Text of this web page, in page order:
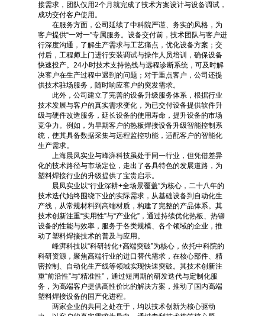
接需求，团队仅用2个月就完成了技术方案设计与设备调试，
成功交付客户使用。
在服务方面，公司延续了中科院严谨、务实的风格，为
客户提供“一对一”专属服务。设备交付前，技术团队与客户进
行深度沟通，了解生产需求与工艺痛点，优化设备方案；交
付后，工程师上门进行安装调试与操作人员培训，确保设备
快速投产。24小时技术支持热线与远程诊断系统，可及时解
决客户在生产过程中遇到的问题；对于重点客户，公司还提
供技术驻场服务，随时响应客户的突发需求。
此外，公司建立了完善的设备升级服务体系，根据行业
技术发展与客户的真实需求变化，为已交付设备提供软件升
级与硬件改造服务，延长设备的使用寿命，提升设备的市场
竞争力。例如，为早期客户的热板焊接设备升级智能控制系
统，使其具备数据采集与远程监控功能，适配客户的智能化
生产需求。
上海晨凤实业与峰湃科技虽处于同一行业，但凭借差异
化的技术路径与市场定位，走出了各具特色的发展道路，为
塑料焊接行业的升级提供了宝贵启示。
晨凤实业以“行业深耕+全场景覆盖”为核心，二十八年的
技术迭代始终围绕下业的实际需求，从基础设备到自动化生
产线，从常规材料到高端材质，构建了完整的产品体系。其
技术创新注重“实用性”与“产业化”，通过持续优化热板、热铆
设备的性能与效率，服务于各类规模、各个领域的企业，推
动了塑料焊接技术的普及与应用。
峰湃科技以“科研转化+高端突破”为核心，依托中科院的
科研资源，聚焦高端行业的进口替代需求，在核心部件、精
密控制、自动化生产线等领域实现快速突破。其技术创新注
重“前沿性”与“精准性”，通过短周期的研发迭代与定制化服
务，为高端客户提供高性价比的解决方案，推动了国内高端
塑料焊接设备的国产化进程。
两家企业的共同之处在于，均以技术创新为核心驱动